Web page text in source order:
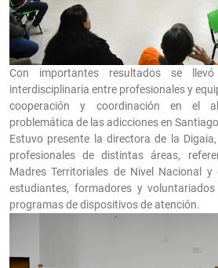
Con importantes resultados se
interdisciplinaria entre profesionales y
cooperación y coordinación en el
problemática de las adicciones en
Estuvo presente la directora de la
profesionales de distintas áreas,
Madres Territoriales de Nivel Nacional
estudiantes, formadores y
programas de dispositivos de atención.